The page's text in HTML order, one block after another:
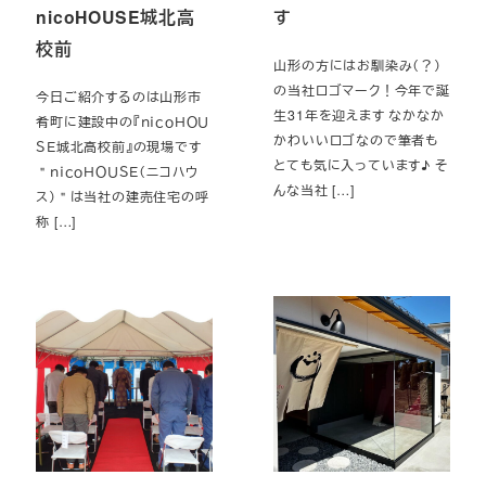
nicoHOUSE城北高
校前
今日ご紹介するのは山形市
肴町に建設中の『ｎｉｃｏＨＯＵ
ＳＥ城北高校前』の現場です
＂ｎｉｃｏＨＯＵＳＥ（ニコハウ
ス）＂は当社の建売住宅の呼
称 […]
す
山形の方にはお馴染み（？）
の当社ロゴマーク！今年で誕
生31年を迎えます なかなか
かわいいロゴなので筆者も
とても気に入っています♪ そ
んな当社 […]